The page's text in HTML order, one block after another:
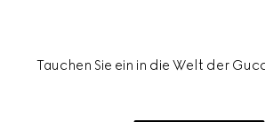
Tauchen Sie ein in die Welt der